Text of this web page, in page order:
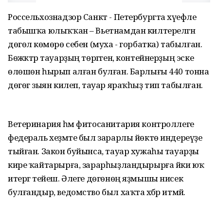
Россельхознадзор Санкт - Петербургта хәүефле
табышҡа юлыҡҡан – Вьетнамдан килтерелгән
дөгөлә көмөрө себен (муха - горбатка) табылған.
Бөжәктәр тауарҙың төргәген, контейнерҙың эске
өлөшөн һырып алған булған. Барлығы 440 тонна
дөгөгә зыян килеп, тауар яраҡһыҙ тип табылған.
Ветеринария һәм фитосанитария контроллеге
федераль хеҙмәте был зарарлы йөктө индереүҙе
тыйған. Закон буйынса, тауар хужаһы тауарҙы
кире ҡайтарырға, зарарһыҙландырырға йәки юҡ
итергә тейеш. Әлеге дөгөнөң яҙмышы нисек
булғандыр, ведомство был хаҡта хәбәр итмәй.